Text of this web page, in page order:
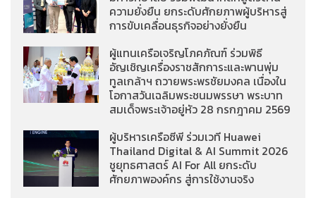
ความยั่งยืน ยกระดับศักยภาพผู้บริหารสู่
การขับเคลื่อนธุรกิจอย่างยั่งยืน
ผู้แทนเครือเจริญโภคภัณฑ์ ร่วมพิธี
อัญเชิญเครื่องราชสักการะและพานพุ่ม
ทูลเกล้าฯ ถวายพระพรชัยมงคล เนื่องใน
โอกาสวันเฉลิมพระชนมพรรษา พระบาท
สมเด็จพระเจ้าอยู่หัว 28 กรกฎาคม 2569
ผู้บริหารเครือซีพี ร่วมเวที Huawei
Thailand Digital & AI Summit 2026
ชูยุทธศาสตร์ AI For All ยกระดับ
ศักยภาพองค์กร สู่การใช้งานจริง